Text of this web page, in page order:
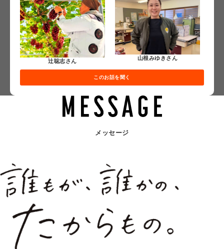
このお話を聞く
辻聡志さん 山根みゆきさん
メッセージ